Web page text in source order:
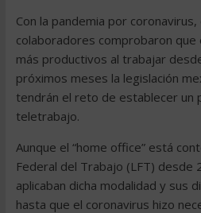
Con la pandemia por
colaboradores comprobaron que
más productivos al trabajar
próximos meses la legislación
tendrán el reto de establecer un
teletrabajo.
Aunque el “home office” está
Federal del Trabajo (LFT) desde
aplicaban dicha modalidad y sus
hasta que el coronavirus hizo